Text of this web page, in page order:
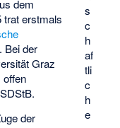
s
c
h
af
tli
c
h
e
dem
trat erstmals
Bei der
Graz
offen
der